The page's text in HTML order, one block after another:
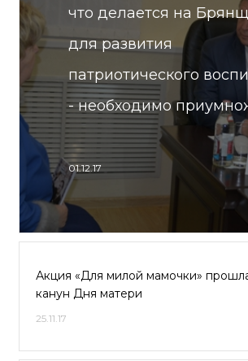
что делается на
для развития
патриотического
- необходимо
01.12.17
Акция «Для милой мамочки»
канун Дня матери
25.11.17